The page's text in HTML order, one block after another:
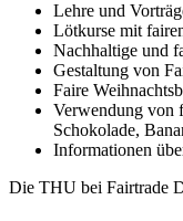
Lehre und
Lötkurse mit
Nachhaltige und
Gestaltung von
Faire
Verwendung von
Schokolade,
Informationen
Die THU bei Fairtrade